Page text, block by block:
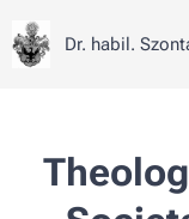
Dr. habil.